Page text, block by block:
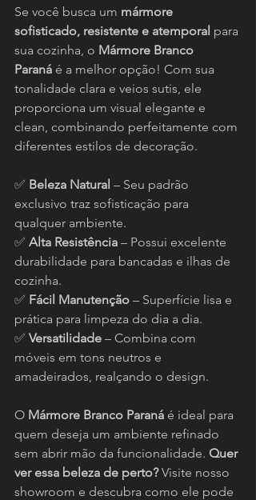
Se você busca um mármore
sofisticado, resistente e atemporal para
sua cozinha, o Mármore Branco
Paraná é a melhor opção! Com sua
tonalidade clara e veios sutis, ele
proporciona um visual elegante e
clean, combinando perfeitamente com
diferentes estilos de decoração.
✅ Beleza Natural – Seu padrão
exclusivo traz sofisticação para
qualquer ambiente.
✅ Alta Resistência – Possui excelente
durabilidade para bancadas e ilhas de
cozinha.
✅ Fácil Manutenção – Superfície lisa e
prática para limpeza do dia a dia.
✅ Versatilidade – Combina com
móveis em tons neutros e
amadeirados, realçando o design.
O Mármore Branco Paraná é ideal para
quem deseja um ambiente refinado
sem abrir mão da funcionalidade. Quer
ver essa beleza de perto? Visite nosso
showroom e descubra como ele pode